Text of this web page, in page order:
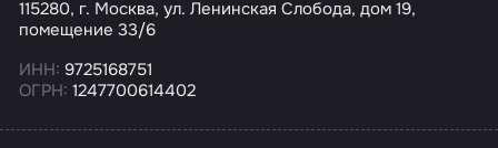
115280, г. Москва, ул. Ленинская Слобода, дом 19,
помещение 33/6
ИНН: 9725168751
ОГРН: 1247700614402